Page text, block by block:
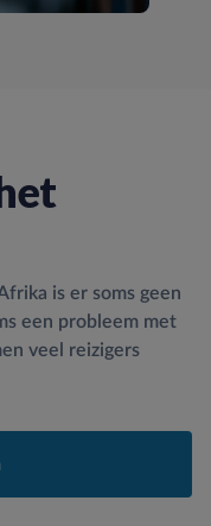
is er soms geen
een probleem met
veel reizigers